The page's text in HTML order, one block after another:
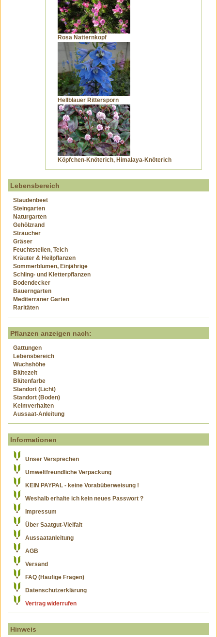
Rosa Natternkopf
Hellblauer Rittersporn
Köpfchen-Knöterich, Himalaya-Knöterich
Lebensbereich
Staudenbeet
Steingarten
Naturgarten
Gehölzrand
Sträucher
Gräser
Feuchtstellen, Teich
Kräuter & Heilpflanzen
Sommerblumen, Einjährige
Schling- und Kletterpflanzen
Bodendecker
Bauerngarten
Mediterraner Garten
Raritäten
Pflanzen anzeigen nach:
Gattungen
Lebensbereich
Wuchshöhe
Blütezeit
Blütenfarbe
Standort (Licht)
Standort (Boden)
Keimverhalten
Aussaat-Anleitung
Informationen
Unser Versprechen
Umweltfreundliche Verpackung
KEIN PAYPAL - keine Vorabüberweisung !
Weshalb erhalte ich kein neues Passwort ?
Impressum
Über Saatgut-Vielfalt
Aussaatanleitung
AGB
Versand
FAQ (Häufige Fragen)
Datenschutzerklärung
Vertrag widerrufen
Hinweis